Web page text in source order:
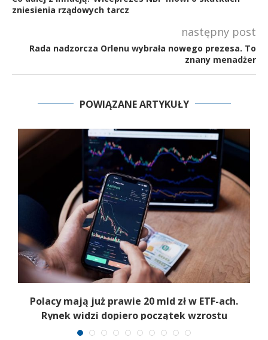
zniesienia rządowych tarcz
następny post
Rada nadzorcza Orlenu wybrała nowego prezesa. To
znany menadżer
POWIĄZANE ARTYKUŁY
Polacy mają już prawie 20 mld zł w ETF-ach.
Rynek widzi dopiero początek wzrostu